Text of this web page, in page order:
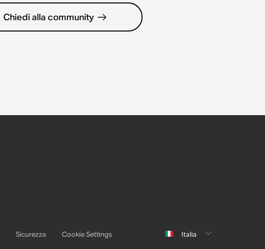
Chiedi alla community
Sicurezza Cookie Settings Italia